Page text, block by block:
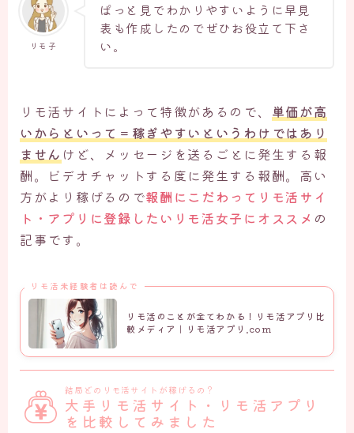
リモ子
ぱっと見でわかりやすいように早見
表も作成したのでぜひお役立て下さ
い。
リモ活サイトによって特徴があるので、 単価が高
いからといって＝稼ぎやすいというわけではあり
ません けど、メッセージを送るごとに発生する報
酬。ビデオチャットする度に発生する報酬。高い
方がより稼げるので報酬にこだわってリモ活サイ
ト・アプリに登録したいリモ活女子にオススメ の
記事です。
リモ活未経験者は読んで
リモ活のことが全てわかる！リモ活アプリ比
較メディア｜リモ活アプリ.com
結局どのリモ活サイトが稼げるの？
大手リモ活サイト・リモ活アプリ
を比較してみました